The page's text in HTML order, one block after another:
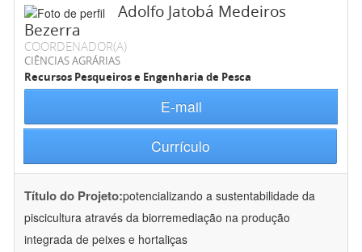
Adolfo Jatobá Medeiros
Bezerra
COORDENADOR(A)
CIÊNCIAS AGRÁRIAS
Recursos Pesqueiros e Engenharia de Pesca
E-mail
Currículo
Título do Projeto:potencializando a sustentabilidade da
piscicultura através da biorremediação na produção
integrada de peixes e hortaliças